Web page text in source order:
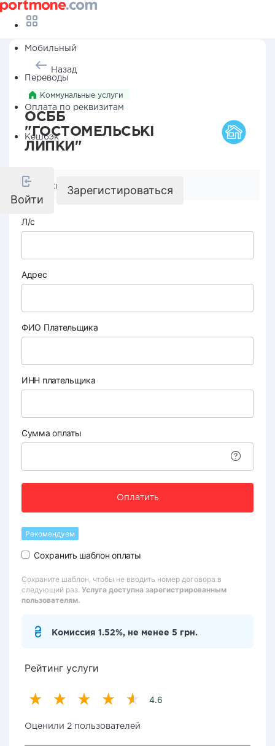
Мобильный
Переводы
Оплата по реквизитам
Кешбэк
Войти
Зарегистироваться
Назад
Коммунальные услуги
ОСББ
"ГОСТОМЕЛЬСЬКІ
ЛИПКИ"
Реквизиты компании
Л/с
Адрес
ФИО Плательщика
ИНН плательщика
Сумма оплаты
Оплатить
Рекомендуем
Сохранить шаблон оплаты
Сохраните шаблон, чтобы не вводить номер договора в
следующий раз. Услуга доступна зарегистрированным
пользователям.
Комиссия 1.52%, не менее 5 грн.
Рейтинг услуги
4.6
Оценили 2 пользователей